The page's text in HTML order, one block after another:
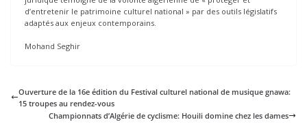
d’entretenir le patrimoine culturel national » par des outils législatifs
adaptés aux enjeux contemporains.
Mohand Seghir
Ouverture de la 16e édition du Festival culturel national de musique gnawa:
15 troupes au rendez-vous
Championnats d’Algérie de cyclisme: Houili domine chez les dames